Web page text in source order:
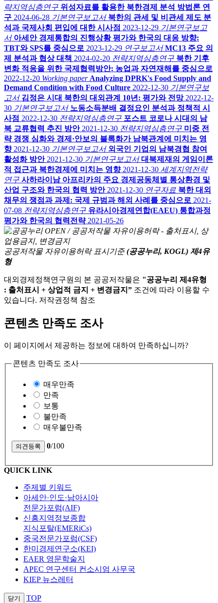
략지역심층연구 위성자료를 활용한 북한경제 분석 방법론 연
구 2024-06-28 기본연구보고서 북한의 관세 및 비관세 제도 분
석과 국제사회 편입에 대한 시사점 2023-12-29 기본연구보고
서 아세안 경제통합의 진행상황 평가와 한국의 대응 방향:
TBT와 SPS를 중심으로 2023-12-29 연구보고서 MC13 주요 의
제 분석과 협상 대책 2024-02-20 전략지역심층연구 북한 기후
변화 적응을 위한 국제협력방안: 농업과 자연재해를 중심으로
2022-12-20 Working paper Analyzing DPRK's Food Supply and
Demand Condition with Food Culture 2022-12-30 기본연구보
고서 김정은 시대 북한의 대외관계 10년: 평가와 전망 2022-12-
30 기본연구보고서 노동소득분배 결정요인 분석과 정책적 시
사점 2022-12-30 전략지역심층연구 포스트 코로나 시대의 남
북 교류협력 추진 방안 2021-12-30 전략지역심층연구 미중 전
략 경쟁 심화와 경제·안보의 블록화가 남북관계에 미치는 영
향 2021-12-30 기본연구보고서 외국인 기업의 남북경협 참여
활성화 방안 2021-12-30 기본연구보고서 대북제재의 게임이론
적 접근과 북한경제에 미치는 영향 2021-12-30 세계지역전략
연구 사하라이남 아프리카의 주요 경제공동체별 통상환경 및
산업 구조와 한국의 협력 방안 2021-12-30 연구자료 북한 대외
채무의 쟁점과 과제: 국제 규범과 해외 사례를 중심으로 2021-
07-08 전략지역심층연구 유라시아경제연합(EAEU) 통합과정
평가와 한국의 협력전략 2021-05-26
공공저작물 자유이용허락 표시기준 (공공누리, KOGL) 제4유
형
대외경제정책연구원의 본 공공저작물은 "공공누리 제4유형
: 출처표시 + 상업적 금지 + 변경금지” 조건에 따라 이용할 수
있습니다. 저작권정책 참조
콘텐츠 만족도 조사
이 페이지에서 제공하는 정보에 대하여 만족하십니까?
콘텐츠 만족도 조사
매우만족
만족
보통
불만족
매우불만족
0/100
QUICK LINK
주제별 키워드
아세안·인도·남아시아
전문가포럼(AIF)
신흥지역정보종합
지식포탈(EMERiCs)
중국전문가포럼(CSF)
한미경제연구소(KEI)
EAER 영문학술지
APEC 연구센터 컨소시엄 사무국
KIEP 뉴스레터
닫기 TOP